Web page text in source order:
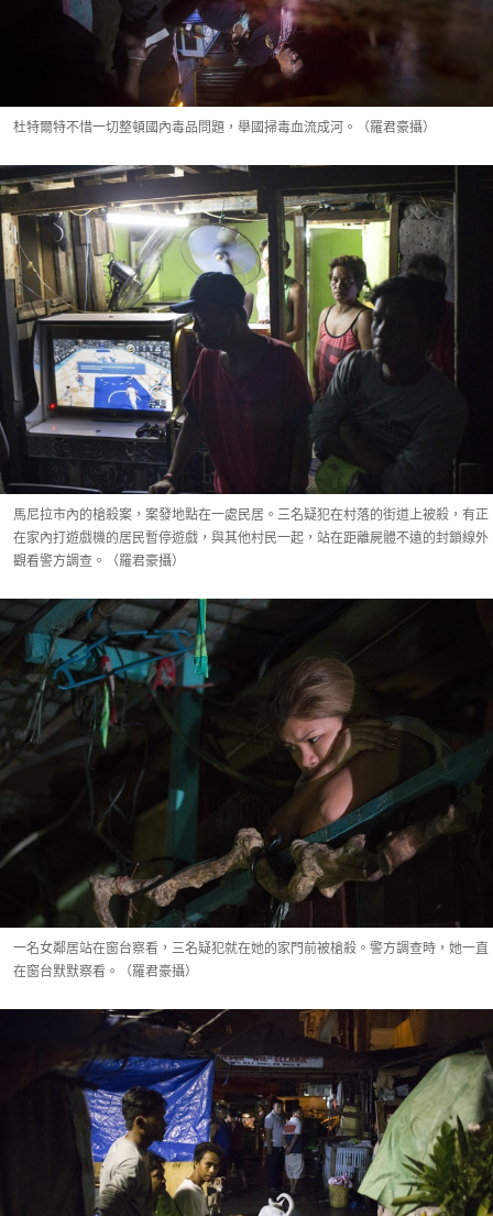
杜特爾特不惜一切整頓國內毒品問題，舉國掃毒血流成河。（羅君豪攝）
馬尼拉市內的槍殺案，案發地點在一處民居。三名疑犯在村落的街道上被殺，有正
在家內打遊戲機的居民暫停遊戲，與其他村民一起，站在距離屍體不遠的封鎖線外
觀看警方調查。（羅君豪攝）
一名女鄰居站在窗台察看，三名疑犯就在她的家門前被槍殺。警方調查時，她一直
在窗台默默察看。（羅君豪攝）